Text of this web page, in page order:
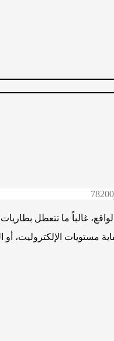
78200
غالباً ما تتعطل بطاريات
الإلكتروليت، أو